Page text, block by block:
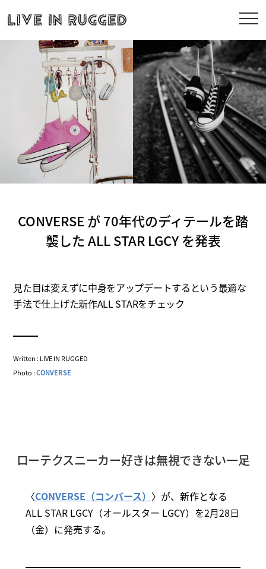
CONVERSE が 70年代のディテールを踏
襲した ALL STAR LGCY を発表
見た目は変えずに中身をアップデートするという最適な
手法で仕上げた新作ALL STARをチェック
Written : LIVE IN RUGGED
Photo :CONVERSE
ローテクスニーカー好きは無視できない一足
〈CONVERSE（コンバース） 〉が、新作となる
ALL STAR LGCY（オールスター LGCY）を2月28日
（金）に発売する。